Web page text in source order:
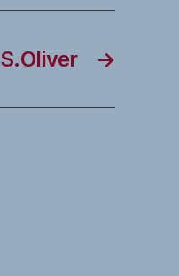
→
S.Oliver